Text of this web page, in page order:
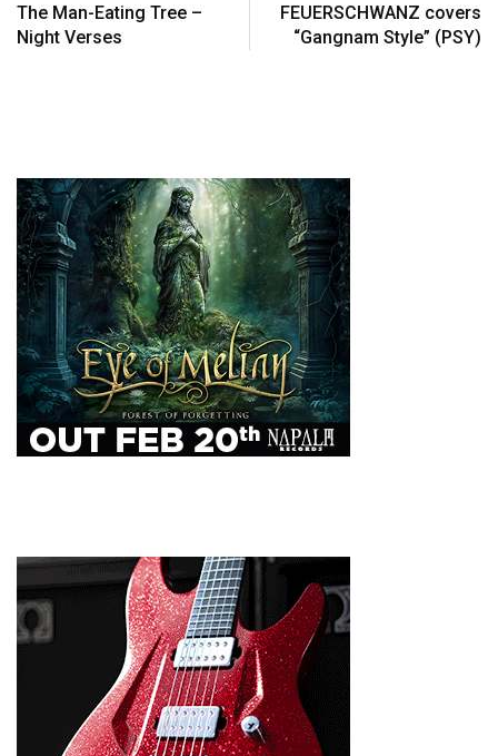
The Man-Eating Tree –
Night Verses
FEUERSCHWANZ covers
“Gangnam Style” (PSY)